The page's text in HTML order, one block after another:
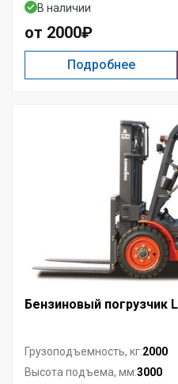
В наличии
от 2000₽
Подробнее
Бензиновый погрузчик
Грузоподъемность, кг:2000
Высота подъема, мм:3000